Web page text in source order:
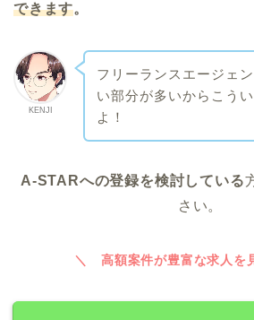
できます。
KENJI
フリーランスエージェ
い部分が多いからこう
よ！
A-STARへの登録を検討している
さい。
＼ 高額案件が豊富な求人を